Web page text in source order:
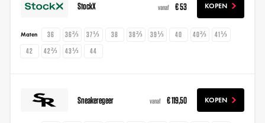
StockX vanaf € 53 KOPEN
Maten 36 36⅔ 37⅓ 38 38⅔ 39⅓ 40 40⅔
41⅓
42
42⅔ 43⅓ 44
Sneakeregeer vanaf € 119,50 KOPEN